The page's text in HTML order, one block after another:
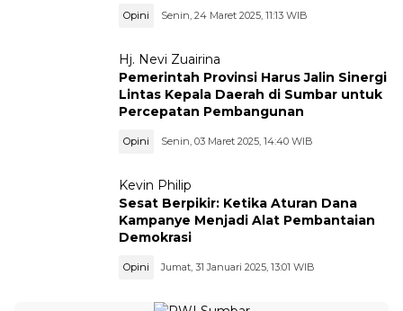
Opini Senin, 24 Maret 2025, 11:13 WIB
Hj. Nevi Zuairina
Pemerintah Provinsi Harus Jalin Sinergi
Lintas Kepala Daerah di Sumbar untuk
Percepatan Pembangunan
Opini Senin, 03 Maret 2025, 14:40 WIB
Kevin Philip
Sesat Berpikir: Ketika Aturan Dana
Kampanye Menjadi Alat Pembantaian
Demokrasi
Opini Jumat, 31 Januari 2025, 13:01 WIB